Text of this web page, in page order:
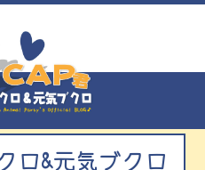
ロ&元気ブクロ